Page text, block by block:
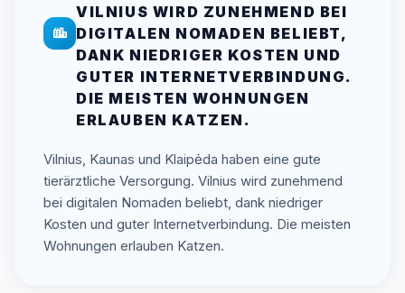
VILNIUS WIRD ZUNEHMEND BEI
DIGITALEN NOMADEN BELIEBT,
DANK NIEDRIGER KOSTEN UND
GUTER INTERNETVERBINDUNG.
DIE MEISTEN WOHNUNGEN
ERLAUBEN KATZEN.
Vilnius, Kaunas und Klaipėda haben eine gute
tierärztliche Versorgung. Vilnius wird zunehmend
bei digitalen Nomaden beliebt, dank niedriger
Kosten und guter Internetverbindung. Die meisten
Wohnungen erlauben Katzen.